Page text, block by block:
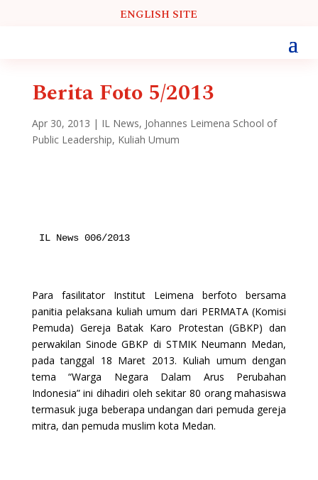
ENGLISH SITE
Berita Foto 5/2013
Apr 30, 2013 | IL News, Johannes Leimena School of
Public Leadership, Kuliah Umum
IL News 006/2013
Para fasilitator Institut Leimena berfoto bersama
panitia pelaksana kuliah umum dari PERMATA (Komisi
Pemuda) Gereja Batak Karo Protestan (GBKP) dan
perwakilan Sinode GBKP di STMIK Neumann Medan,
pada tanggal 18 Maret 2013. Kuliah umum dengan
tema “Warga Negara Dalam Arus Perubahan
Indonesia” ini dihadiri oleh sekitar 80 orang mahasiswa
termasuk juga beberapa undangan dari pemuda gereja
mitra, dan pemuda muslim kota Medan.